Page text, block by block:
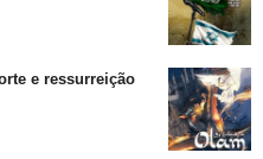
e ressurreição